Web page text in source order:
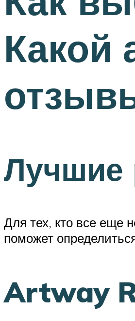
Какой
Лучшие
Для тех, кто все еще
поможет
Artway